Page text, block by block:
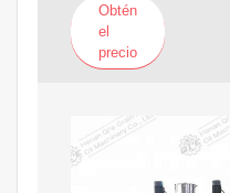
Obtén
el
precio